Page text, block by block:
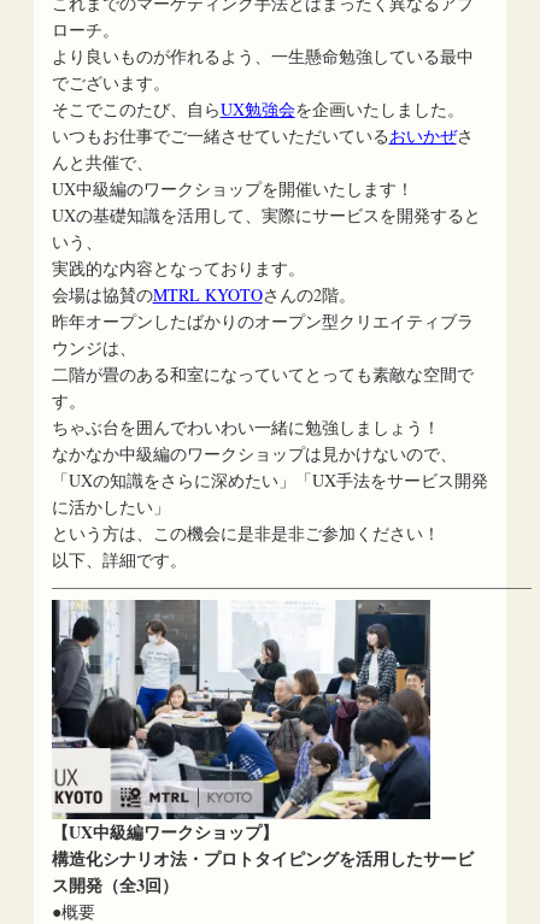
ローチ。
より良いものが作れるよう、一生懸命勉強している最中
でございます。
そこでこのたび、自らUX勉強会を企画いたしました。
いつもお仕事でご一緒させていただいているおいかぜさ
んと共催で、
UX中級編のワークショップを開催いたします！
UXの基礎知識を活用して、実際にサービスを開発すると
いう、
実践的な内容となっております。
会場は協賛のMTRL KYOTOさんの2階。
昨年オープンしたばかりのオープン型クリエイティブラ
ウンジは、
二階が畳のある和室になっていてとっても素敵な空間で
す。
ちゃぶ台を囲んでわいわい一緒に勉強しましょう！
なかなか中級編のワークショップは見かけないので、
「UXの知識をさらに深めたい」「UX手法をサービス開発
に活かしたい」
という方は、この機会に是非是非ご参加ください！
以下、詳細です。
————————————————————————————–
【UX中級編ワークショップ】
構造化シナリオ法・プロトタイピングを活用したサービ
ス開発（全3回）
●概要